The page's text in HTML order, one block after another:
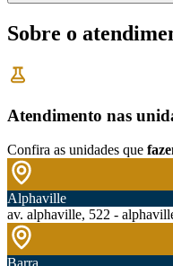
Sobre o
Atendimento nas
Confira as unidades que
Alphaville
av. alphaville, 522 -